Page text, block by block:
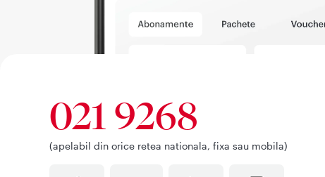
021 9268
(apelabil din orice retea nationala, fixa sau mobila)